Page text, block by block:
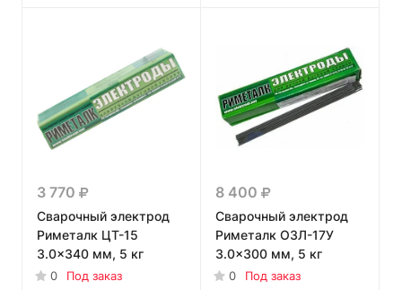
3 770
Сварочный электрод
Риметалк ЦТ-15
3.0x340 мм, 5 кг
0 Под заказ
8 400
Сварочный электрод
Риметалк ОЗЛ-17У
3.0x300 мм, 5 кг
0 Под заказ